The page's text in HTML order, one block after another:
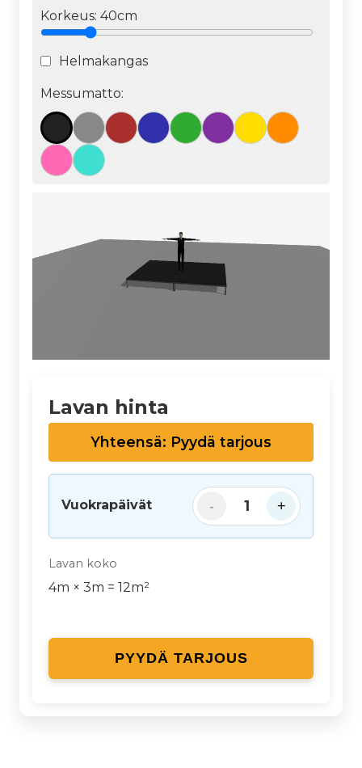
Korkeus: 40cm
Helmakangas
Messumatto:
Lavan hinta
Yhteensä: Pyydä tarjous
Vuokrapäivät - 1 +
Lavan koko
4m × 3m = 12m²
PYYDÄ TARJOUS